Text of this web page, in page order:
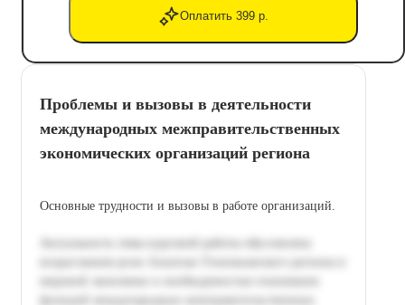
Оплатить 399 р.
Проблемы и вызовы в деятельности
международных межправительственных
экономических организаций региона
Основные трудности и вызовы в работе организаций.